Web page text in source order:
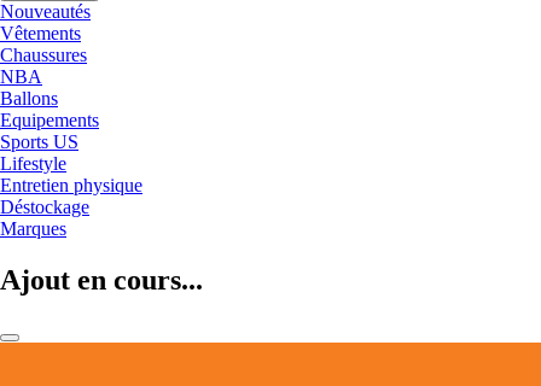
Nouveautés
Vêtements
Chaussures
NBA
Ballons
Equipements
Sports US
Lifestyle
Entretien physique
Déstockage
Marques
Ajout en cours...